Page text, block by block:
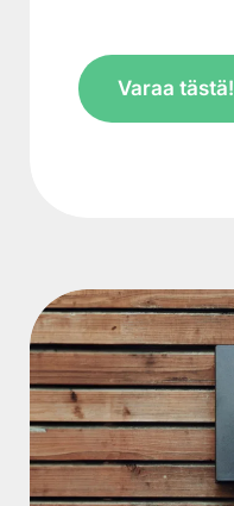
Varaa tästä!